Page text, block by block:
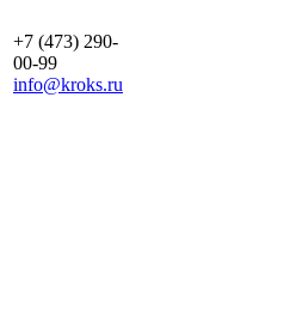
+7 (473) 290-
00-99
info@kroks.ru